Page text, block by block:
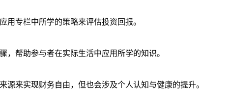
用专栏中所学的策略来评估投资回报。
，帮助参与者在实际生活中应用所学的知识。
来实现财务自由，但也会涉及个人认知与健康的提升。